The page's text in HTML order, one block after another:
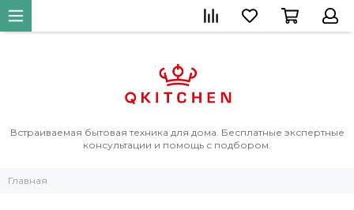
Встраиваемая бытовая техника для дома. Бесплатные экспертные
консультации и помощь с подбором.
Главная